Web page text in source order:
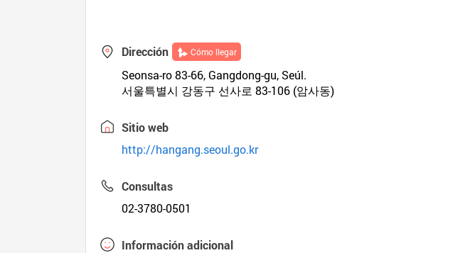
Dirección Cómo llegar
Seonsa-ro 83-66, Gangdong-gu, Seúl.
서울특별시 강동구 선사로 83-106 (암사동)
Sitio web
http://hangang.seoul.go.kr
Consultas
02-3780-0501
Información adicional